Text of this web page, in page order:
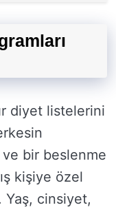
diyet listelerini
ve bir beslenme
kişiye özel
cinsiyet,